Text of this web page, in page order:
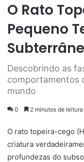
O Rato
Pequeno
Descobrindo as
comportamentos
mundo
0 2 minutos de leitura
O rato topeira-cego
criatura
profundezas do